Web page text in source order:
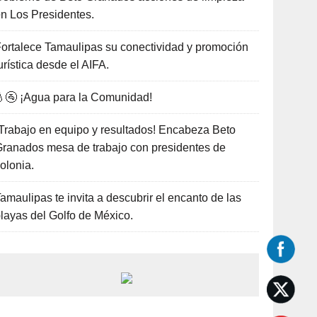
Los Presidentes.
Tamaulipas su conectividad y promoción
desde el AIFA.
¡Agua para la Comunidad!
en equipo y resultados! Encabeza Beto
mesa de trabajo con presidentes de
te invita a descubrir el encanto de las
del Golfo de México.